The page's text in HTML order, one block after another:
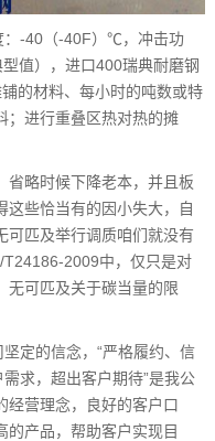
：-40（-40F）℃，冲击功
值），进口400瑞典耐磨钢
的材料、每小时的吨数或特
；进行重叠区热对热的摊
省略时候下降老本，并且板
这些恰当有的因小失大，自
可匹及举行调质咱们就没有
2009中，仅只是对
无可匹及关于碳当量的限
定的信念，“严格履约、信
求，超出客户期待”是我公
经营理念，良好的客户口
的产品，帮助客户实现目